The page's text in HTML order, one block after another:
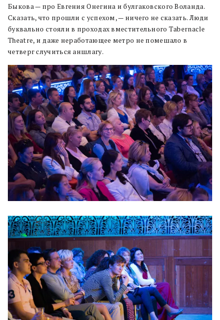
Быкова — про Евгения Онегина и булгаковского Воланда.
Сказать, что прошли с успехом, — ничего не сказать. Люди
буквально стояли в проходах вместительного Tabernacle
Theatre, и даже неработающее метро не помешало в
четверг случиться аншлагу.